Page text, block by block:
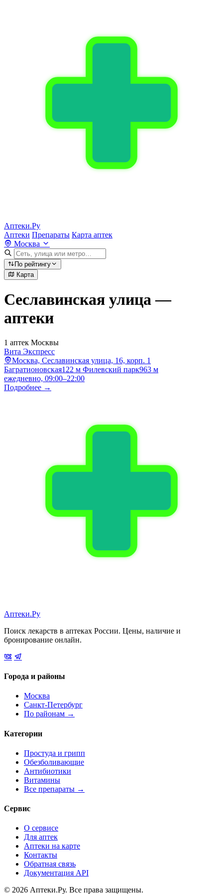
Аптеки.Ру
Аптеки Препараты Карта аптек
Москва
По рейтингу
Карта
Сеславинская улица —
аптеки
1 аптек Москвы
Вита Экспресс
Москва, Сеславинская улица, 16, корп. 1
Багратионовская122 м Филевский парк963 м
ежедневно, 09:00–22:00
Подробнее →
Аптеки.Ру
Поиск лекарств в аптеках России. Цены, наличие и
бронирование онлайн.
Города и районы
Москва
Санкт-Петербург
По районам →
Категории
Простуда и грипп
Обезболивающие
Антибиотики
Витамины
Все препараты →
Сервис
О сервисе
Для аптек
Аптеки на карте
Контакты
Обратная связь
Документация API
© 2026 Аптеки.Ру. Все права защищены.